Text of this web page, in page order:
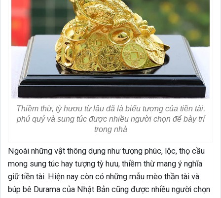
Thiềm thừ, tỳ hươu từ lâu đã là biểu tượng của tiền tài,
phú quý và sung túc được nhiều người chọn để bày trí
trong nhà
Ngoài những vật thông dụng như tượng phúc, lộc, thọ cầu
mong sung túc hay tượng tỳ hưu, thiềm thừ mang ý nghĩa
giữ tiền tài. Hiện nay còn có những mẫu mèo thần tài và
búp bê Durama của Nhật Bản cũng được nhiều người chọn